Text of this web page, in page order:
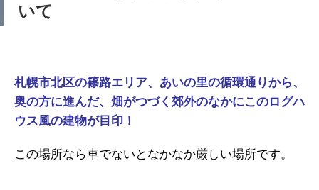
いて
札幌市北区の篠路エリア、あいの里の循環通りから、
奥の方に進んだ、畑がつづく郊外のなかにこのログハ
ウス風の建物が目印！
この場所なら車でないとなかなか厳しい場所です。